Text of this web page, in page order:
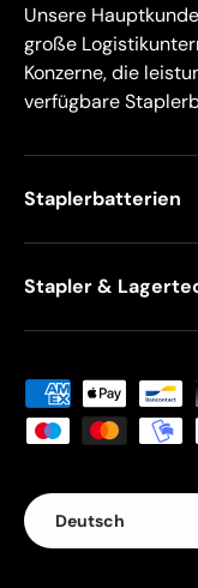
Unsere
große
Konzerne, die
verfügbare
Staplerbatterien
Stapler &
Zahlungsmethoden
Sprache
Deutsch